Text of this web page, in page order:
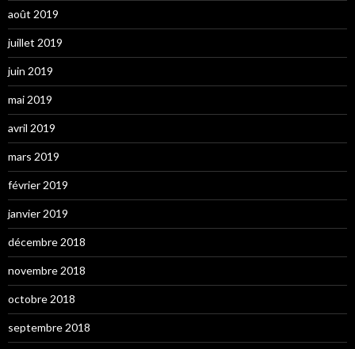
août 2019
juillet 2019
juin 2019
mai 2019
avril 2019
mars 2019
février 2019
janvier 2019
décembre 2018
novembre 2018
octobre 2018
septembre 2018